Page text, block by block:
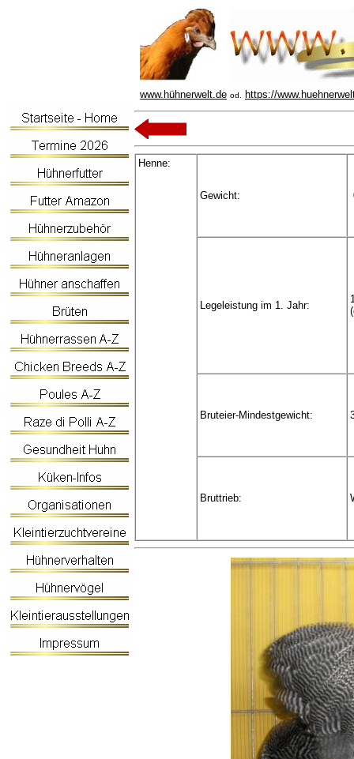
www.hühnerwelt.de od. https://
Henne:
Gewicht:
Legeleistung im 1. Jahr:
Bruteier-Mindestgewicht:
Bruttrieb: